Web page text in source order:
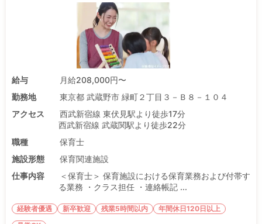
給与
月給208,000円〜
勤務地
東京都 武蔵野市 緑町２丁目３－Ｂ８－１０４
アクセス
西武新宿線 東伏見駅より徒歩17分
西武新宿線 武蔵関駅より徒歩22分
職種
保育士
施設形態
保育関連施設
仕事内容
＜保育士＞ 保育施設における保育業務および付帯す
る業務 ・クラス担任 ・連絡帳記 ...
経験者優遇 新卒歓迎 残業5時間以内
年間休日120日以上